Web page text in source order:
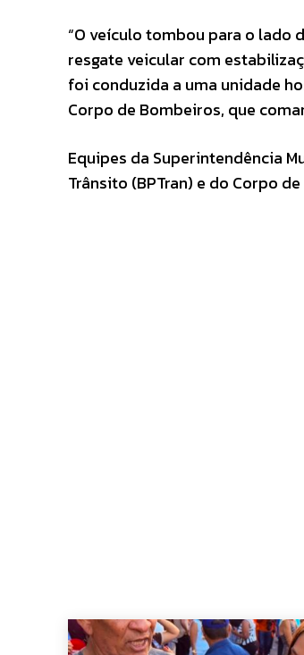
“O veículo tombou para o
resgate veicular com
foi conduzida a uma unidade
Corpo de Bombeiros, que
Equipes da Superintendência
Trânsito (BPTran) e do Corpo